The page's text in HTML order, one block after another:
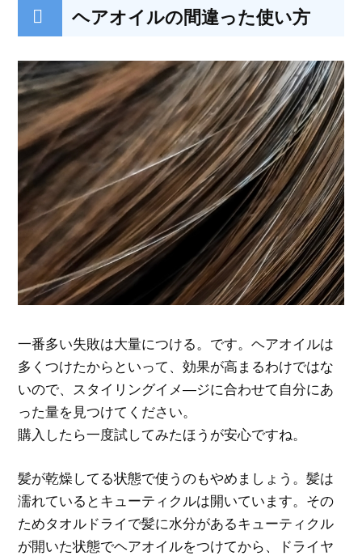
ヘアオイルの間違った使い方
一番多い失敗は大量につける。です。ヘアオイルは
多くつけたからといって、効果が高まるわけではな
いので、スタイリングイメ―ジに合わせて自分にあ
った量を見つけてください。
購入したら一度試してみたほうが安心ですね。
髪が乾燥してる状態で使うのもやめましょう。髪は
濡れているとキューティクルは開いています。その
ためタオルドライで髪に水分があるキューティクル
が開いた状態でヘアオイルをつけてから、ドライヤ